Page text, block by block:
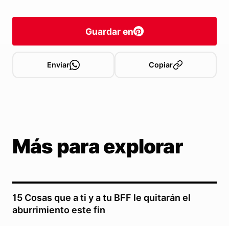
Guardar en
Enviar Copiar
Más para explorar
15 Cosas que a ti y a tu BFF le quitarán el
aburrimiento este fin